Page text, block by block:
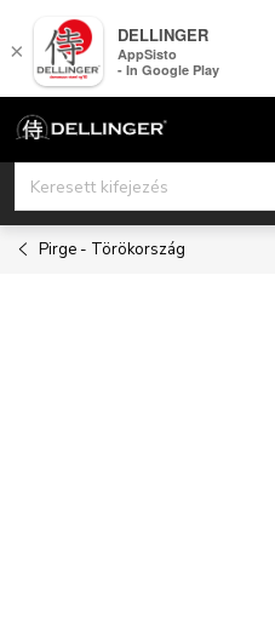
Ugrás
Pirge - Törökország
×
DELLINGER
AppSisto
- In Google Play